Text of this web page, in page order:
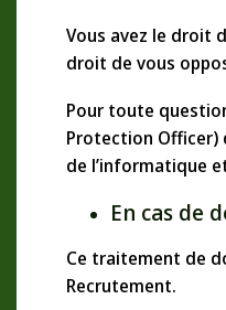
Vous avez le droit
droit de vous
Pour toute
Protection Officer)
de l’informatique
En cas de
Ce traitement de
Recrutement.